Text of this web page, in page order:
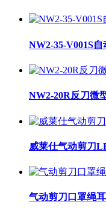
NW2-35-V001S
NW2-20R反刀微
威莱仕气动剪刀
气动剪刀口罩绳